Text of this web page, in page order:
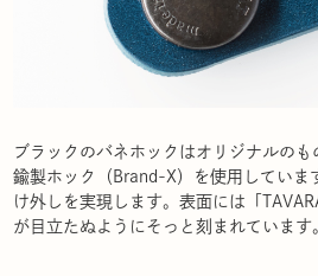
ブラックのバネホックはオリジナルの
鍮製ホック（Brand-X）を使用していま
け外しを実現します。表面には「
が目立たぬようにそっと刻まれています